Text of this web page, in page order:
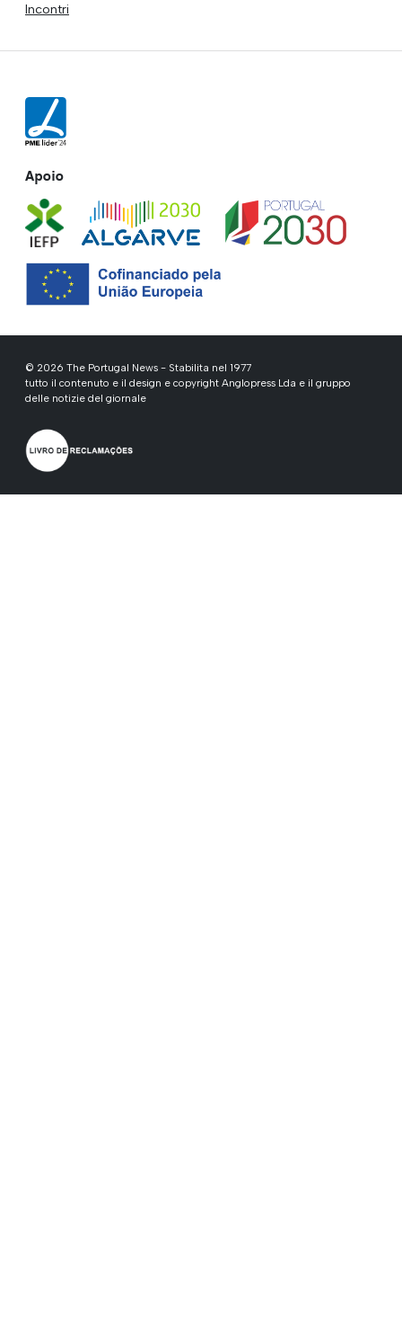
Incontri
Apoio
© 2026 The Portugal News - Stabilita nel 1977
tutto il contenuto e il design e copyright Anglopress Lda e il gruppo
delle notizie del giornale